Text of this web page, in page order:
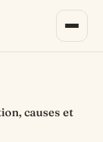
causes et